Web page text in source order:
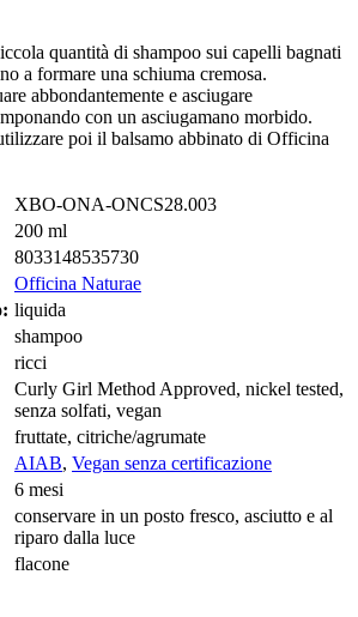
quantità di shampoo sui capelli bagnati
a formare una schiuma cremosa.
abbondantemente e asciugare
con un asciugamano morbido.
poi il balsamo abbinato di Officina
XBO-ONA-ONCS28.003
200 ml
8033148535730
Officina Naturae
liquida
shampoo
ricci
Curly Girl Method Approved, nickel tested,
senza solfati, vegan
fruttate, citriche/agrumate
AIAB, Vegan senza certificazione
6 mesi
conservare in un posto fresco, asciutto e al
riparo dalla luce
flacone